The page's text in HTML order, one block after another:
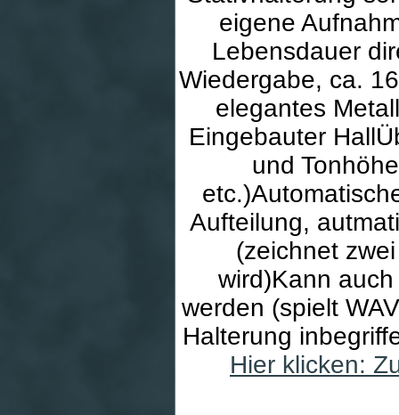
eigene
Lebensdauer
Wiedergabe, ca.
elegantes
Eingebauter
und
Aufteilung,
(zeichnet
wird)Kann
werden (spielt
Halterung
Hier klicken: